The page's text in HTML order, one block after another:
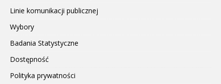
Linie komunikacji publicznej
Wybory
Badania Statystyczne
Dostępność
Polityka prywatności